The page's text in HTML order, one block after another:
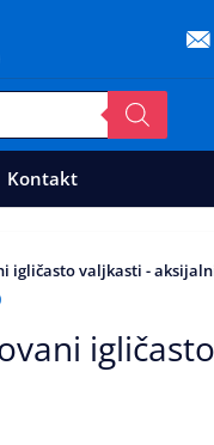
Kontakt
igličasto valjkasti -